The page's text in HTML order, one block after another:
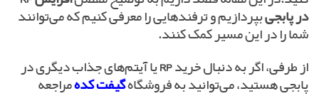
در پابجیبپردازیم و ترفندهایی را معرفی کنیم که می‌توانند
شما را در این مسیر کمک کنند.
از طرفی، اگر به دنبال خریدRPیا آیتم‌های جذاب دیگری در
پابجی هستید، می‌توانید به فروشگاهگیفت کدهمراجعه